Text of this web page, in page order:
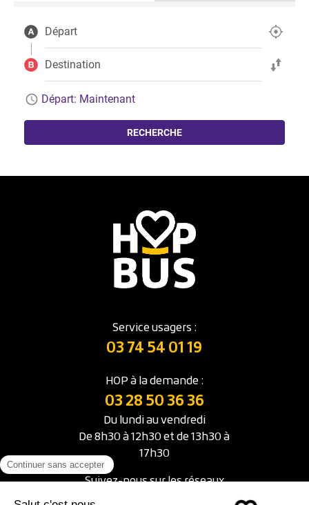
Départ
Destination
Départ: Maintenant
RECHERCHE
Service usagers :
03 74 54 01 19
HOP à la demande :
03 28 50 36 36
Du lundi au vendredi
De 8h30 à 12h30 et de 13h30 à
17h30
Suivez-nous sur les réseaux